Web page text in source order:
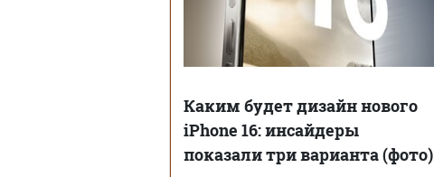
Каким будет дизайн нового
iPhone 16: инсайдеры
показали три варианта (фото)